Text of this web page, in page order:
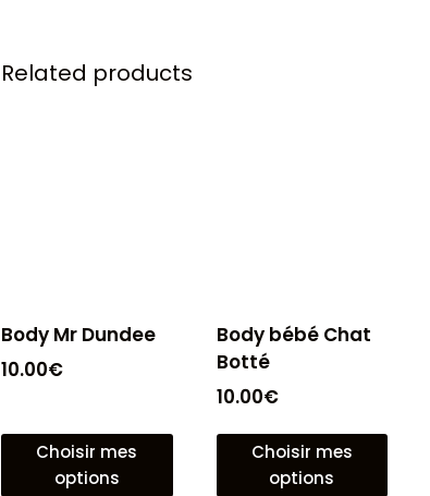
Related products
Body Mr Dundee
10.00€
Choisir mes
options
Body bébé Chat
Botté
10.00€
Choisir mes
options